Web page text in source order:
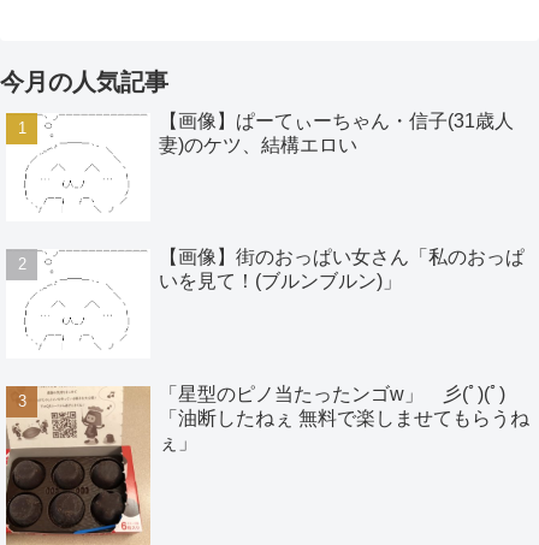
今月の人気記事
【画像】ぱーてぃーちゃん・信子(31歳人
妻)のケツ、結構エロい
【画像】街のおっぱい女さん「私のおっぱ
いを見て！(ブルンブルン)」
「星型のピノ当たったンゴw」 彡(ﾟ)(ﾟ)
「油断したねぇ 無料で楽しませてもらうね
ぇ」